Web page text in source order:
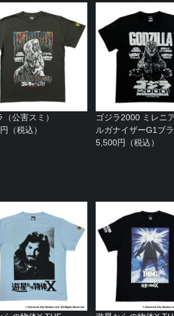
（公害スミ）
（税込）
ゴジラ2000 ミレニ
ルガナイザーG1ブラ
5,500円（税込）